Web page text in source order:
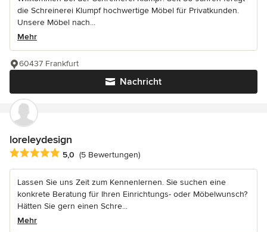
die Schreinerei Klumpf hochwertige Möbel für Privatkunden.
Unsere Möbel nach...
Mehr
Nachricht
60437 Frankfurt
loreleydesign
Durchschnittliche Bewertung: 5 von 5 Sternen
5,0 (5 Bewertungen)
Lassen Sie uns Zeit zum Kennenlernen. Sie suchen eine
konkrete Beratung für Ihren Einrichtungs- oder Möbelwunsch?
Hätten Sie gern einen Schre...
Mehr